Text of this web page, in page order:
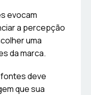
evocam
a percepção
uma
da marca.
deve
que sua